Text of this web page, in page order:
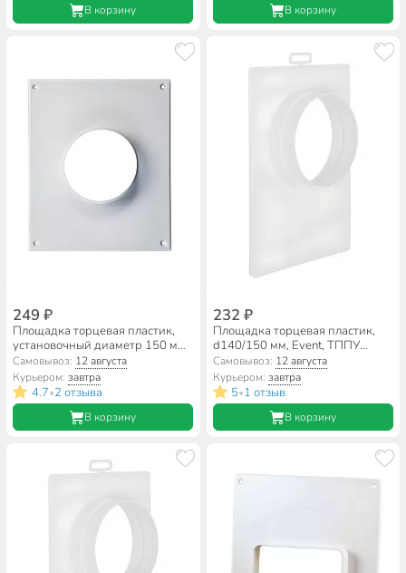
В корзину В корзину
249 ₽
Площадка торцевая пластик,
установочный диаметр 150 мм,
205х240 фланец D150, Viento,
150П
Самовывоз: 12 августа
Курьером:завтра
4.7•2 отзыва
В корзину
232 ₽
Площадка торцевая пластик,
d140/150 мм, Event, ТППУ
140/150
Самовывоз: 12 августа
Курьером: завтра
5•1 отзыв
В корзину